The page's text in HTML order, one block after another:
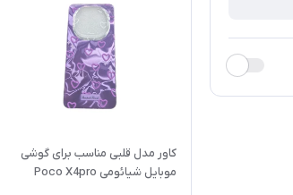
کاور مدل قلبی مناسب برای گوشی
موبایل شیائومی Poco X4pro